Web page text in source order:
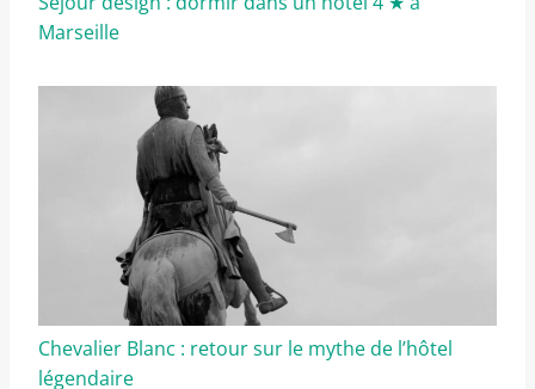
Marseille
Chevalier Blanc : retour sur le mythe de l’hôtel
légendaire